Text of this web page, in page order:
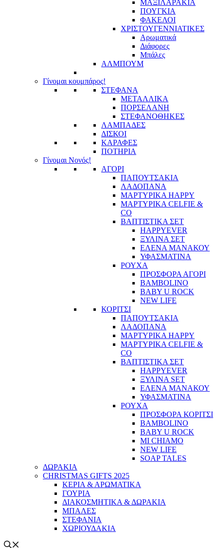
ΜΑΞΙΛΑΡΑΚΙΑ
ΠΟΥΓΚΙΑ
ΦΑΚΕΛΟΙ
ΧΡΙΣΤΟΥΓΕΝΝΙΑΤΙΚΕΣ
Αρωματικά
Διάφορες
Μπάλες
ΑΛΜΠΟΥΜ
Γίνομαι κουμπάρος!
ΣΤΕΦΑΝΑ
ΜΕΤΑΛΛΙΚΑ
ΠΟΡΣΕΛΑΝΗ
ΣΤΕΦΑΝΟΘΗΚΕΣ
ΛΑΜΠΑΔΕΣ
ΔΙΣΚΟΙ
ΚΑΡΑΦΕΣ
ΠΟΤΗΡΙΑ
Γίνομαι Νονός!
ΑΓΟΡΙ
ΠΑΠΟΥΤΣΑΚΙΑ
ΛΑΔΟΠΑΝΑ
ΜΑΡΤΥΡΙΚΑ HAPPY
ΜΑΡΤΥΡΙΚΑ CELFIE &
CO
ΒΑΠΤΙΣΤΙΚΑ ΣΕΤ
HAPPYEVER
ΞΥΛΙΝΑ ΣΕΤ
ΕΛΕΝΑ ΜΑΝΑΚΟΥ
ΥΦΑΣΜΑΤΙΝΑ
ΡΟΥΧΑ
ΠΡΟΣΦΟΡΑ ΑΓΟΡΙ
BAMBOLINO
BABY U ROCK
NEW LIFE
ΚΟΡΙΤΣΙ
ΠΑΠΟΥΤΣΑΚΙΑ
ΛΑΔΟΠΑΝΑ
ΜΑΡΤΥΡΙΚΑ HAPPY
ΜΑΡΤΥΡΙΚΑ CELFIE &
CO
ΒΑΠΤΙΣΤΙΚΑ ΣΕΤ
HAPPYEVER
ΞΥΛΙΝΑ SET
ΕΛΕΝΑ ΜΑΝΑΚΟΥ
ΥΦΑΣΜΑΤΙΝΑ
ΡΟΥΧΑ
ΠΡΟΣΦΟΡΑ ΚΟΡΙΤΣΙ
BAMBOLINO
BABY U ROCK
MI CHIAMO
NEW LIFE
SOAP TALES
ΔΩΡΑΚΙΑ
CHRISTMAS GIFTS 2025
ΚΕΡΙΑ & ΑΡΩΜΑΤΙΚΑ
ΓΟΥΡΙΑ
ΔΙΑΚΟΣΜΗΤΙΚΑ & ΔΩΡΑΚΙΑ
ΜΠΑΛΕΣ
ΣΤΕΦΑΝΙΑ
ΧΩΡΙΟΥΔΑΚΙΑ